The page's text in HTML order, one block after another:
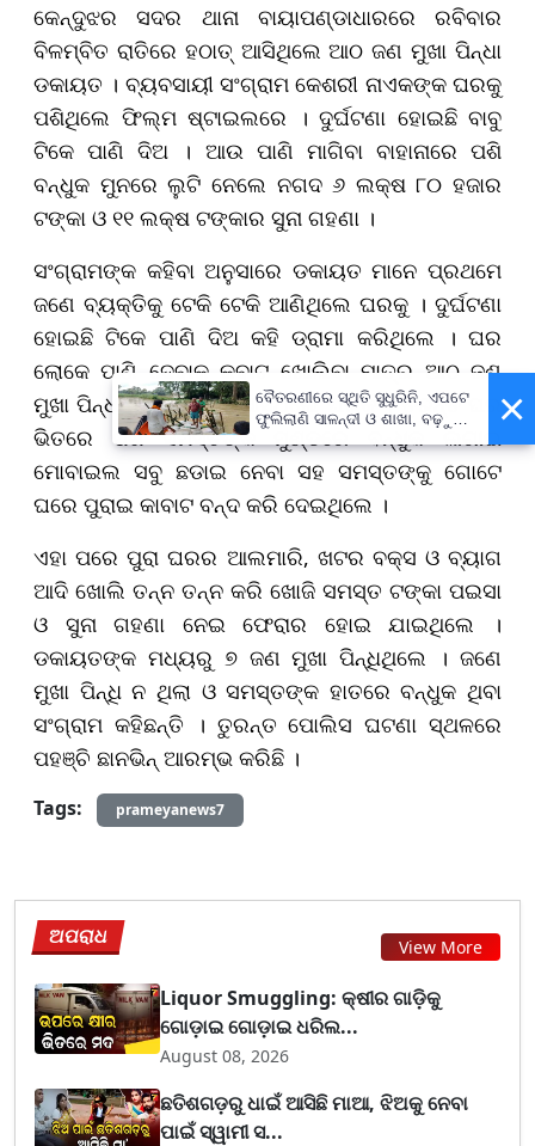
କେନ୍ଦୁଝର ସଦର ଥାନା ବାୟାପଣ୍ଡାଧାରରେ ରବିବାର
ବିଳମ୍ବିତ ରାତିରେ ହଠାତ୍ ଆସିଥିଲେ ଆଠ ଜଣ ମୁଖା ପିନ୍ଧା
ଡକାୟତ । ବ୍ୟବସାୟୀ ସଂଗ୍ରାମ କେଶରୀ ନାଏକଙ୍କ ଘରକୁ
ପଶିଥିଲେ ଫିଲ୍ମ ଷ୍ଟାଇଲରେ । ଦୁର୍ଘଟଣା ହୋଇଛି ବାବୁ
ଟିକେ ପାଣି ଦିଅ । ଆଉ ପାଣି ମାଗିବା ବାହାନାରେ ପଶି
ବନ୍ଧୁକ ମୁନରେ ଲୁଟି ନେଲେ ନଗଦ ୬ ଲକ୍ଷ ୮୦ ହଜାର
ଟଙ୍କା ଓ ୧୧ ଲକ୍ଷ ଟଙ୍କାର ସୁନା ଗହଣା ।
ସଂଗ୍ରାମଙ୍କ କହିବା ଅନୁସାରେ ଡକାୟତ ମାନେ ପ୍ରଥମେ
ଜଣେ ବ୍ୟକ୍ତିକୁ ଟେକି ଟେକି ଆଣିଥିଲେ ଘରକୁ । ଦୁର୍ଘଟଣା
ହୋଇଛି ଟିକେ ପାଣି ଦିଅ କହି ଡ୍ରାମା କରିଥିଲେ । ଘର
ଲୋକେ ପାଣି ଦେବାକୁ କବାଟ ଖୋଲିବା ମାତ୍ର ଆଠ ଜଣ
ମୁଖା ପିନ୍ଧା ଡକାୟତ ପଶିଆସିଥିଲେ ଘରକୁ । ତୁରନ୍ତ ଘର
ଭିତରେ ପଶି ସମସ୍ତଙ୍କ ମୁଣ୍ଡରେ ବନ୍ଧୁକ ଲଗାଇ
ମୋବାଇଲ ସବୁ ଛଡାଇ ନେବା ସହ ସମସ୍ତଙ୍କୁ ଗୋଟେ
ଘରେ ପୁରାଇ କାବାଟ ବନ୍ଦ କରି ଦେଇଥିଲେ ।
ଏହା ପରେ ପୁରା ଘରର ଆଲମାରି, ଖଟର ବକ୍ସ ଓ ବ୍ୟାଗ
ଆଦି ଖୋଲି ତନ୍ନ ତନ୍ନ କରି ଖୋଜି ସମସ୍ତ ଟଙ୍କା ପଇସା
ଓ ସୁନା ଗହଣା ନେଇ ଫେରାର ହୋଇ ଯାଇଥିଲେ ।
ଡକାୟତଙ୍କ ମଧ୍ୟରୁ ୭ ଜଣ ମୁଖା ପିନ୍ଧିଥିଲେ । ଜଣେ
ମୁଖା ପିନ୍ଧି ନ ଥିଲା ଓ ସମସ୍ତଙ୍କ ହାତରେ ବନ୍ଧୁକ ଥିବା
ସଂଗ୍ରାମ କହିଛନ୍ତି । ତୁରନ୍ତ ପୋଲିସ ଘଟଣା ସ୍ଥଳରେ
ପହଞ୍ଚି ଛାନଭିନ୍ ଆରମ୍ଭ କରିଛି ।
Tags: prameyanews7
ଅପରାଧ View More
Liquor Smuggling: କ୍ଷୀର ଗାଡ଼ିକୁ
ଗୋଡ଼ାଇ ଗୋଡ଼ାଇ ଧରିଲ...
August 08, 2026
ଛତିଶଗଡ଼ରୁ ଧାଇଁ ଆସିଛି ମାଆ, ଝିଅକୁ ନେବା
ପାଇଁ ସ୍ୱାମୀ ସ...
×
ବୈତରଣୀରେ ସ୍ଥିତି ସୁଧୁରିନି, ଏପଟେ
ଫୁଲିଲାଣି ସାଳନ୍ଦୀ ଓ ଶାଖା, ବଢ଼ୁଛି